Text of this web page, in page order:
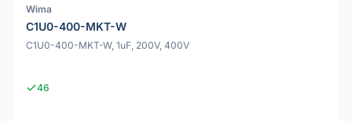
Wima
C1U0-400-MKT-W
C1U0-400-MKT-W, 1uF, 200V, 400V
46